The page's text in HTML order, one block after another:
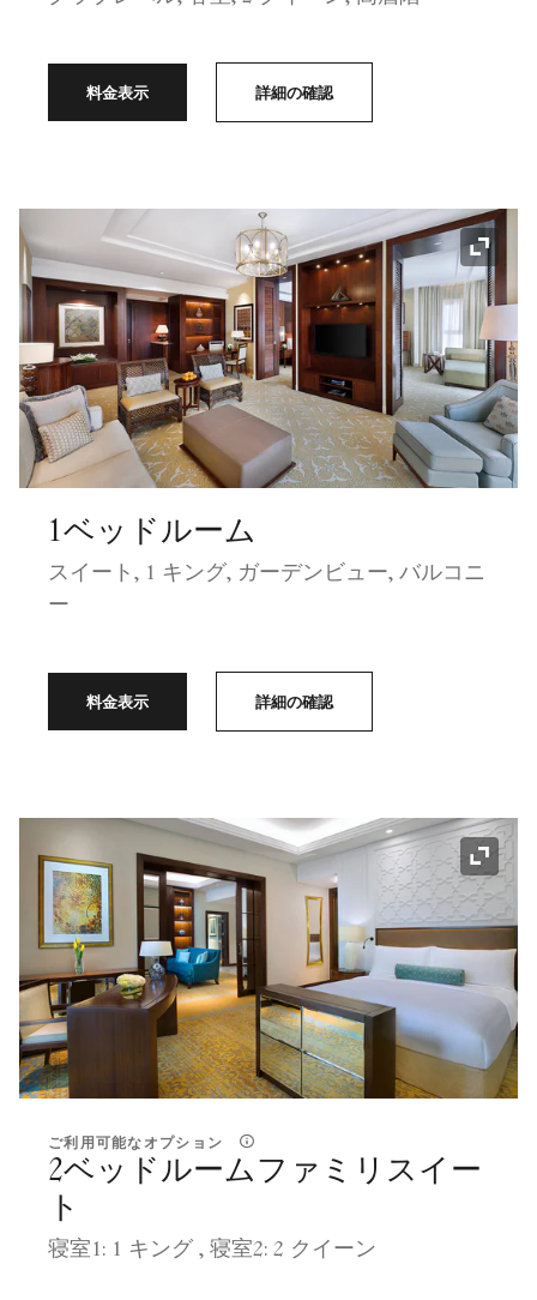
料金表示 詳細の確認
アイ
1ベッドルーム
スイート, 1 キング, ガーデンビュー, バルコニ
ー
料金表示 詳細の確認
アイ
ご利用可能なオプション
2ベッドルームファミリスイー
ト
寝室1: 1 キング , 寝室2: 2 クイーン